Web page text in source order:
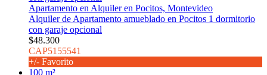
Apartamento en Alquiler en Pocitos, Montevideo
Alquiler de Apartamento amueblado en Pocitos 1 dormitorio
con garaje opcional
$48.300
CAP5155541
+/- Favorito
100 m²